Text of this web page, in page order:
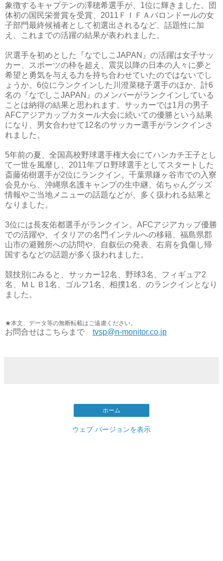
象徴するキャプテンの澤穂希選手が、1位に輝きました。団
体初の国民栄誉賞を受賞、2011ＦＩＦＡバロンドールの女
子部門最終候補者として初選出されるなど、話題性に加
え、これまでの活躍の結果が表われました。
沢選手を初めとした『なでしこ JAPAN』の活躍は女子サッ
カー、スポーツの枠を超え、震災以降の日本の人々に夢と
希望と勇気を与える力を持ち合わせていたのではないでし
ょうか。6位にランクインした川澄菜穂子選手のほか、計6
名の『なでしこJAPAN』のメンバーがランクインしている
ことは納得の結果と思われます。サッカーでは1月の男子
AFCアジアカップカタール大会に続いての優勝という結果
になり、男女合わせて12名のサッカー選手がランクインさ
れました。
5年前の夏、全国高校野球選手権大会にてハンカチ王子とし
て一世を風靡し、2011年プロ野球選手としてスタートした
斎藤佑樹選手が2位にランクイン。千葉県鎌ヶ谷市での入寮
会見から、沖縄県名護キャンプの生中継、佑ちゃんグッズ
情報やご当地メニューの話題などが、多く扱われる結果と
なりました。
3位には長友佑都選手がランクイン。AFCアジアカップ優勝
での活躍や、イタリアの名門インテルへの移籍、福島県郡
山市の避難所への訪問や、自叙伝の発表、右肩を負傷し帰
国するなどの話題が多く扱われました。
競技別にみると、サッカー12名、野球3名、フィギュア2
名、ＭＬＢ1名、ゴルフ1名、相撲1名、のランクインとなり
ました。
★本文、データ等の無断転載はご遠慮ください。
お問合せはこちらまで tvsp@n-monitor.co.jp
ホーム
ウェブ バージョンを表示